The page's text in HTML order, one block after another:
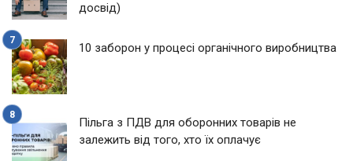
досвід)
10 заборон у процесі органічного виробництва
Пільга з ПДВ для оборонних товарів не
залежить від того, хто їх оплачує